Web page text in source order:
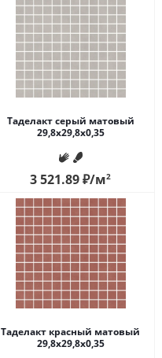
Таделакт серый матовый
29,8x29,8x0,35
3 521.89₽/м2
Таделакт красный матовый
29,8x29,8x0,35